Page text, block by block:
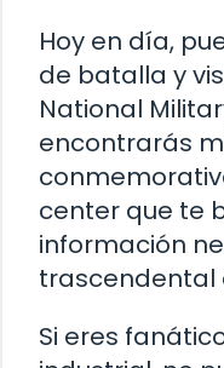
Hoy en día,
de batalla y
National
encontrarás
center que te
información
trascendental
Si eres